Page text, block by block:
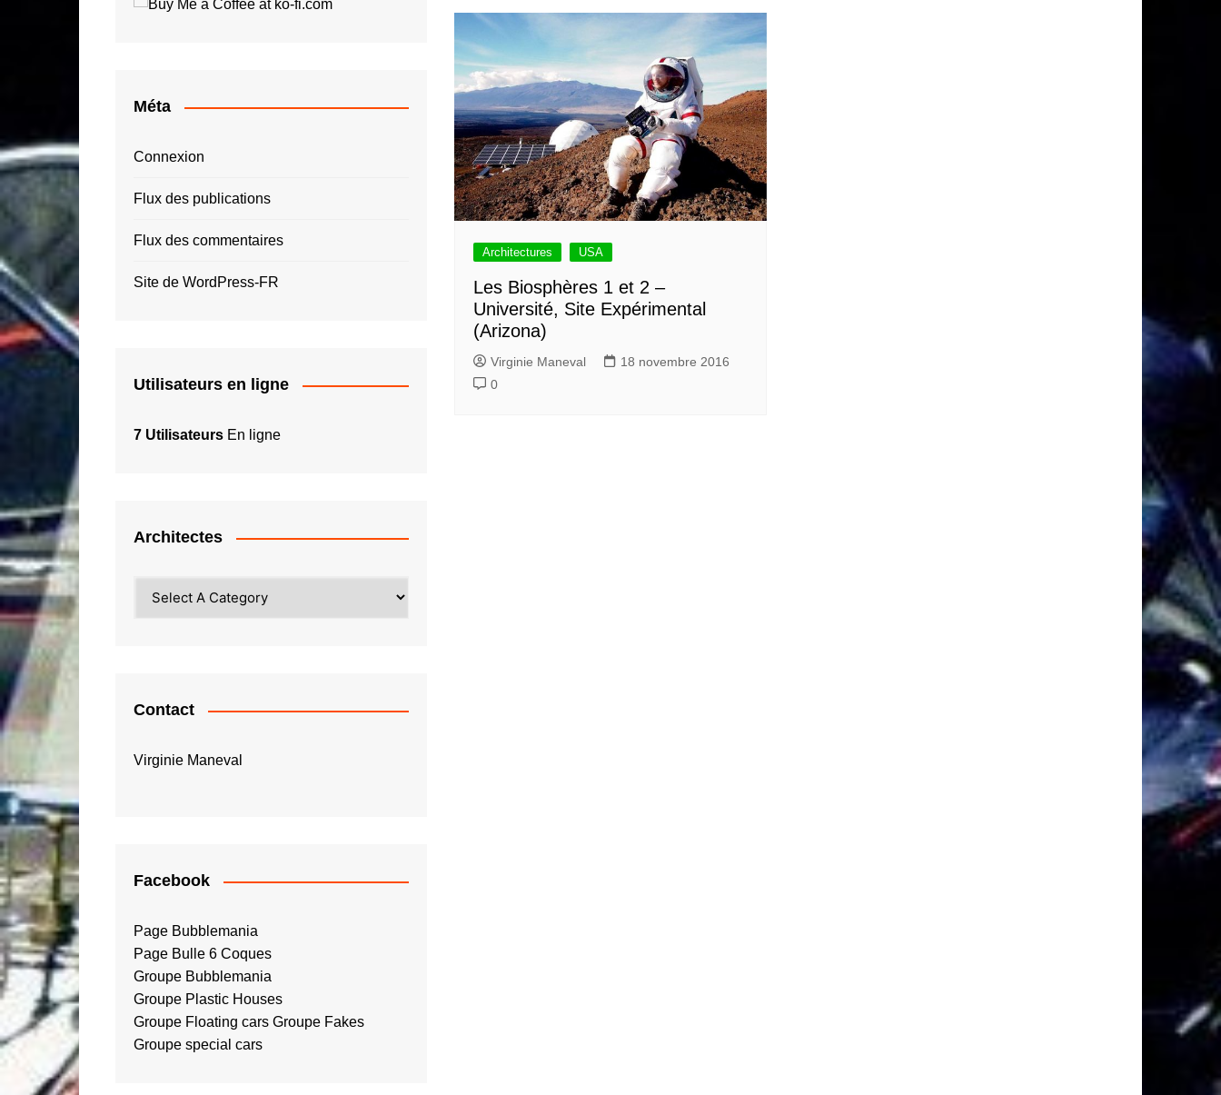
Roger Tallon
Monowheel
Hélicoptère
Fusée
Submersible
Trains
Voiture
Voiture Bulle
Bulle
Organiques
Bulle Six Coques
Plastique
Concept
Venturo
Architectures USA
Les Biosphères 1 et 2 –
Université, Site Expérimental
(Arizona)
Virginie Maneval
18 novembre 2016
0
Méta
Connexion
Flux des publications
Flux des commentaires
Site de WordPress-FR
Utilisateurs en ligne
7 Utilisateurs En ligne
Architectes
Contact
Virginie Maneval
Facebook
Page Bubblemania
Page Bulle 6 Coques
Groupe Bubblemania
Groupe Plastic Houses
Groupe Floating cars Groupe Fakes
Groupe special cars